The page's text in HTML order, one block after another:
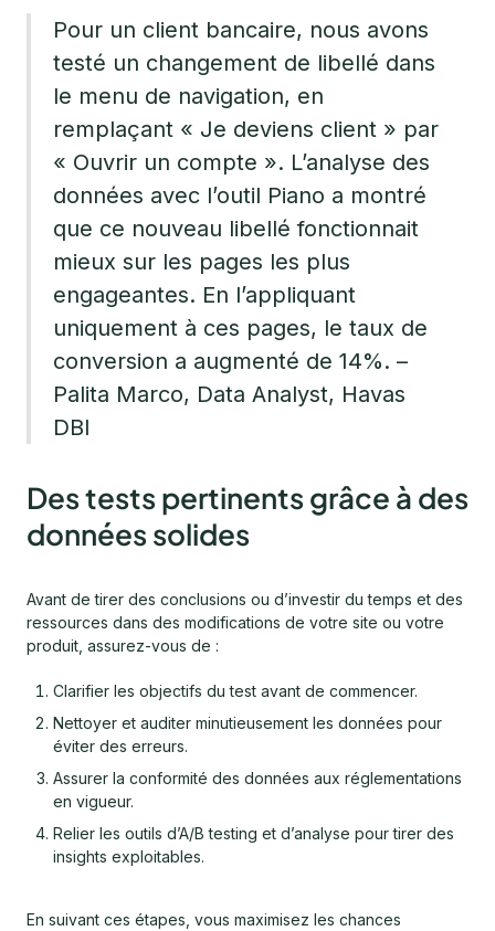
Pour un client bancaire, nous avons
testé un changement de libellé dans
le menu de navigation, en
remplaçant « Je deviens client » par
« Ouvrir un compte ». L’analyse des
données avec l’outil Piano a montré
que ce nouveau libellé fonctionnait
mieux sur les pages les plus
engageantes. En l’appliquant
uniquement à ces pages, le taux de
conversion a augmenté de 14%. –
Palita Marco, Data Analyst, Havas
DBI
Des tests pertinents grâce à des
données solides
Avant de tirer des conclusions ou d’investir du temps et des
ressources dans des modifications de votre site ou votre
produit, assurez-vous de :
Clarifier les objectifs du test avant de commencer.
Nettoyer et auditer minutieusement les données pour
éviter des erreurs.
Assurer la conformité des données aux réglementations
en vigueur.
Relier les outils d’A/B testing et d’analyse pour tirer des
insights exploitables.
En suivant ces étapes, vous maximisez les chances